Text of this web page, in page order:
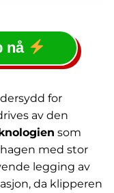
nå
for
av den
som
med stor
legging av
da klipperen